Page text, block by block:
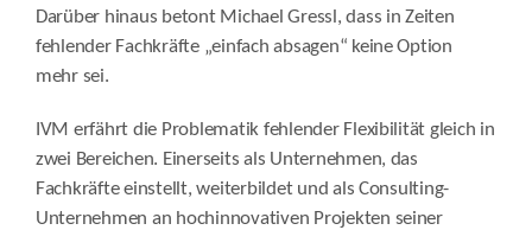
Darüber hinaus betont Michael Gressl, dass in Zeiten
fehlender Fachkräfte „einfach absagen“ keine Option
mehr sei.
IVM erfährt die Problematik fehlender Flexibilität gleich in
zwei Bereichen. Einerseits als Unternehmen, das
Fachkräfte einstellt, weiterbildet und als Consulting-
Unternehmen an hochinnovativen Projekten seiner